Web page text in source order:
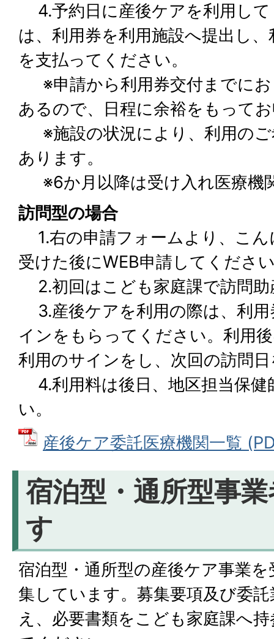
4.予約日に産後ケアを利用し
は、利用券を利用施設へ提出し
を支払ってください。
※申請から利用券交付までにお
あるので、日程に余裕をもって
※施設の状況により、利用のご
あります。
※6か月以降は受け入れ医療機
訪問型の場合
1.右の申請フォームより、こ
受けた後にWEB申請してくださ
2.初回はこども家庭課で訪問助
3.産後ケアを利用の際は、利用
インをもらってください。利用
利用のサインをし、次回の訪問
4.利用料は後日、地区担当保健
い。
産後ケア委託医療機関一覧
宿泊型・通所型事
す
宿泊型・通所型の産後ケア事業
集しています。募集要項及び委
え、必要書類をこども家庭課へ